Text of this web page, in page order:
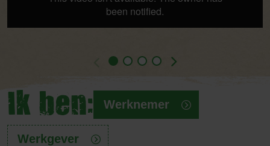
Ik ben: Werknemer
Werkgever